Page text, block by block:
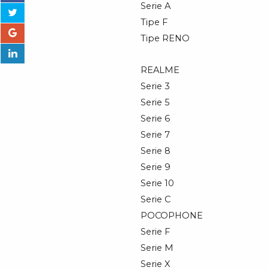
Serie A
Tipe F
Tipe RENO
REALME
Serie 3
Serie 5
Serie 6
Serie 7
Serie 8
Serie 9
Serie 10
Serie C
POCOPHONE
Serie F
Serie M
Serie X